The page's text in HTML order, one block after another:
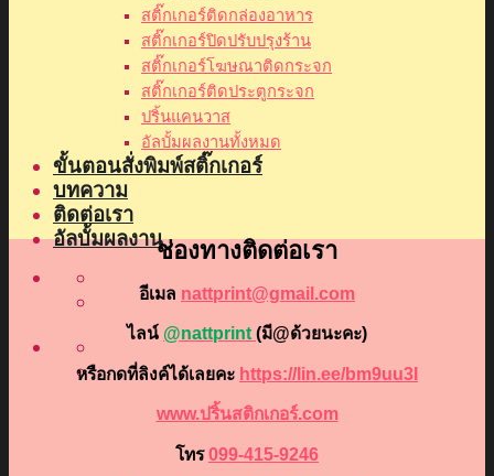
สติ๊กเกอร์ติดกล่องอาหาร
สติ๊กเกอร์ปิดปรับปรุงร้าน
สติ๊กเกอร์โฆษณาติดกระจก
สติ๊กเกอร์ติดประตูกระจก
ปริ้นแคนวาส
อัลบั้มผลงานทั้งหมด
ขั้นตอนสั่งพิมพ์สติ๊กเกอร์
บทความ
ติดต่อเรา
อัลบั้มผลงานช่องทางติดต่อเรา
อีเมล nattprint@gmail.com
ไลน์ @nattprint(มี@ด้วยนะคะ)
หรือกดที่ลิงค์ได้เลยคะ https://lin.ee/bm9uu3I
www.ปริ้นสติกเกอร์.com
โทร 099-415-9246